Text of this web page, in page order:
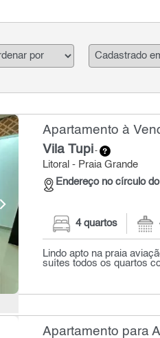
Apartamento à
Vila Tupi-
Litoral - Praia Grande
Endereço no círculo
4 quartos
Lindo apto na praia
suítes todos os quartos
Apartamento para